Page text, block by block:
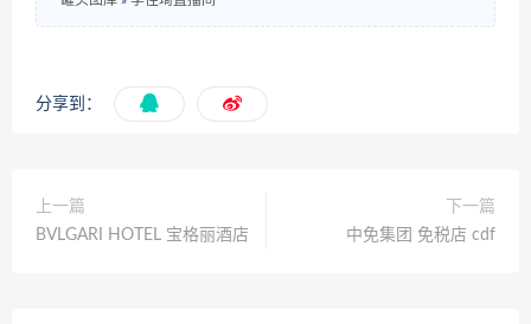
分享到：
上一篇
BVLGARI HOTEL 宝格丽酒店
下一篇
中免集团 免税店 cdf